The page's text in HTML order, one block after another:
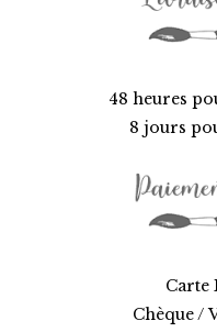
48 heures
8 jours
Carte
Chèque /